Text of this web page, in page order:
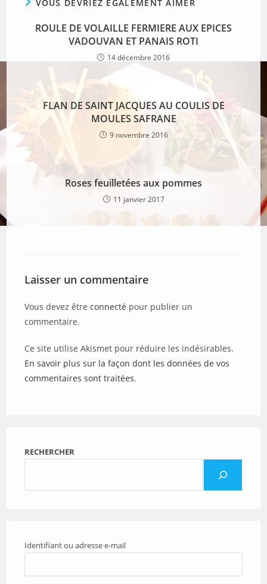
VOUS DEVRIEZ ÉGALEMENT AIMER
ROULE DE VOLAILLE FERMIERE AUX EPICES
VADOUVAN ET PANAIS ROTI
14 décembre 2016
FLAN DE SAINT JACQUES AU COULIS DE
MOULES SAFRANE
9 novembre 2016
Roses feuilletées aux pommes
11 janvier 2017
Laisser un commentaire
Vous devez êtreconnecté pour publier un
commentaire.
Ce site utilise Akismet pour réduire les indésirables.
En savoir plus sur la façon dont les données de vos
commentaires sont traitées.
RECHERCHER
Identifiant ou adresse e-mail